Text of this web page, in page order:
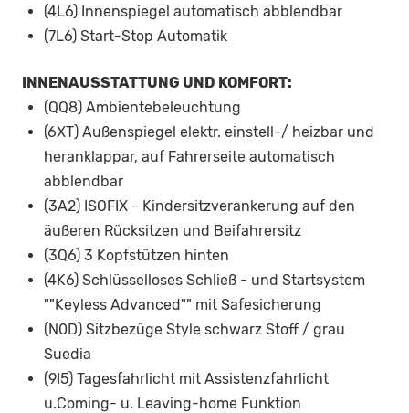
(4L6) Innenspiegel automatisch abblendbar
(7L6) Start-Stop Automatik
INNENAUSSTATTUNG UND KOMFORT:
(QQ8) Ambientebeleuchtung
(6XT) Außenspiegel elektr. einstell-/ heizbar und
heranklappar, auf Fahrerseite automatisch
abblendbar
(3A2) ISOFIX - Kindersitzverankerung auf den
äußeren Rücksitzen und Beifahrersitz
(3Q6) 3 Kopfstützen hinten
(4K6) Schlüsselloses Schließ - und Startsystem
""Keyless Advanced"" mit Safesicherung
(N0D) Sitzbezüge Style schwarz Stoff / grau
Suedia
(9I5) Tagesfahrlicht mit Assistenzfahrlicht
u.Coming- u. Leaving-home Funktion